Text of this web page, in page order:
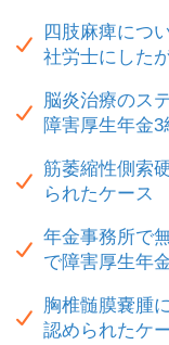
四肢麻痺につ
社労士にした
脳炎治療のス
障害厚生年金
筋萎縮性側索
られたケース
年金事務所で
で障害厚生年
胸椎髄膜嚢腫
認められたケ